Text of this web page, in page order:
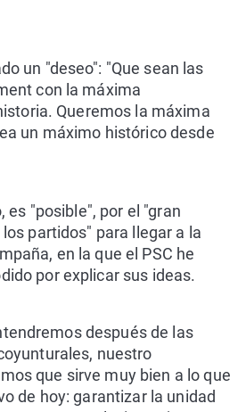
un "deseo": "Que sean las
con la máxima
Queremos la máxima
un máximo histórico desde
es "posible", por el "gran
partidos" para llegar a la
en la que el PSC he
por explicar sus ideas.
después de las
nuestro
que sirve muy bien a lo que
de hoy: garantizar la unidad